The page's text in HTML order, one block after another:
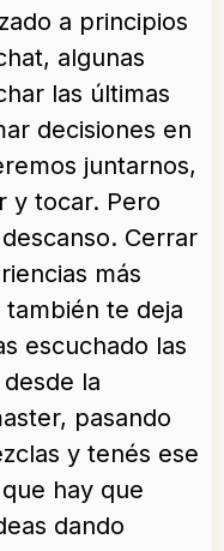
a principios
algunas
las últimas
decisiones en
juntarnos,
y tocar. Pero
Cerrar
más
te deja
escuchado las
la
pasando
y tenés ese
hay que
dando